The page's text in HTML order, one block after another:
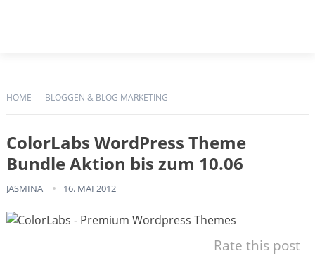
HOME BLOGGEN & BLOG MARKETING
ColorLabs WordPress Theme
Bundle Aktion bis zum 10.06
JASMINA 16. MAI 2012
Rate this post